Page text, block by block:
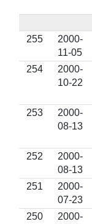
255
2000-
11-05
254
2000-
10-22
253
2000-
08-13
252
2000-
08-13
251
2000-
07-23
250
2000-